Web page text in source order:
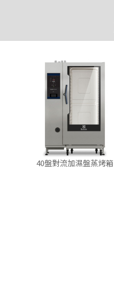
40盤對流加濕盤蒸烤箱